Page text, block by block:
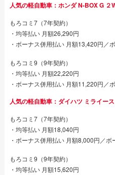
人気の軽自動車：ホンダ N-BOX G ２
もろコミ7（7年契約）
・均等払い 月額26,290円
・ボーナス併用払い 月額13,420円／
もろコミ9（9年契約）
・均等払い 月額22,220円
・ボーナス併用払い 月額11,220円／
人気の軽自動車：ダイハツ ミライー
もろコミ7（7年契約）
・均等払い 月額18,040円
・ボーナス併用払い 月額8,000円／
もろコミ9（9年契約）
・均等払い 月額15,620円